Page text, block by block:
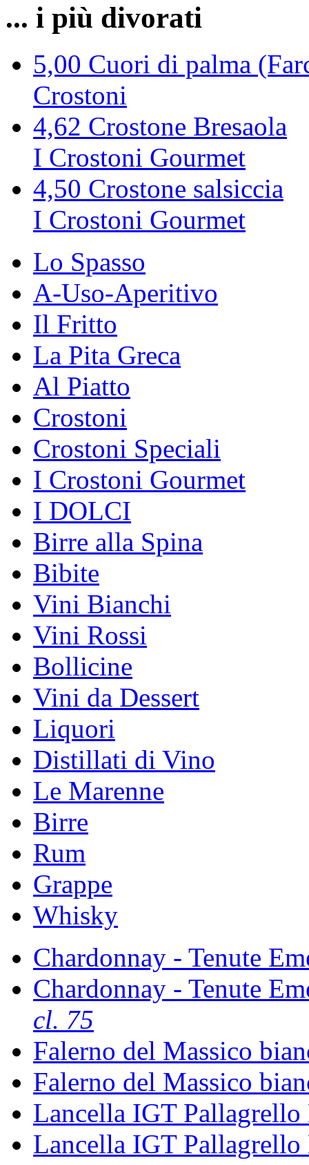
... i più divorati
5,00 Cuori di palma
Crostoni
4,62 Crostone Bresaola
I Crostoni Gourmet
4,50 Crostone salsiccia
I Crostoni Gourmet
Lo Spasso
A-Uso-Aperitivo
Il Fritto
La Pita Greca
Al Piatto
Crostoni
Crostoni Speciali
I Crostoni Gourmet
I DOLCI
Birre alla Spina
Bibite
Vini Bianchi
Vini Rossi
Bollicine
Vini da Dessert
Liquori
Distillati di Vino
Le Marenne
Birre
Rum
Grappe
Whisky
Chardonnay - Tenute
Chardonnay - Tenute
cl. 75
Falerno del Massico
Falerno del Massico
Lancella IGT Pallagrello
Lancella IGT Pallagrello